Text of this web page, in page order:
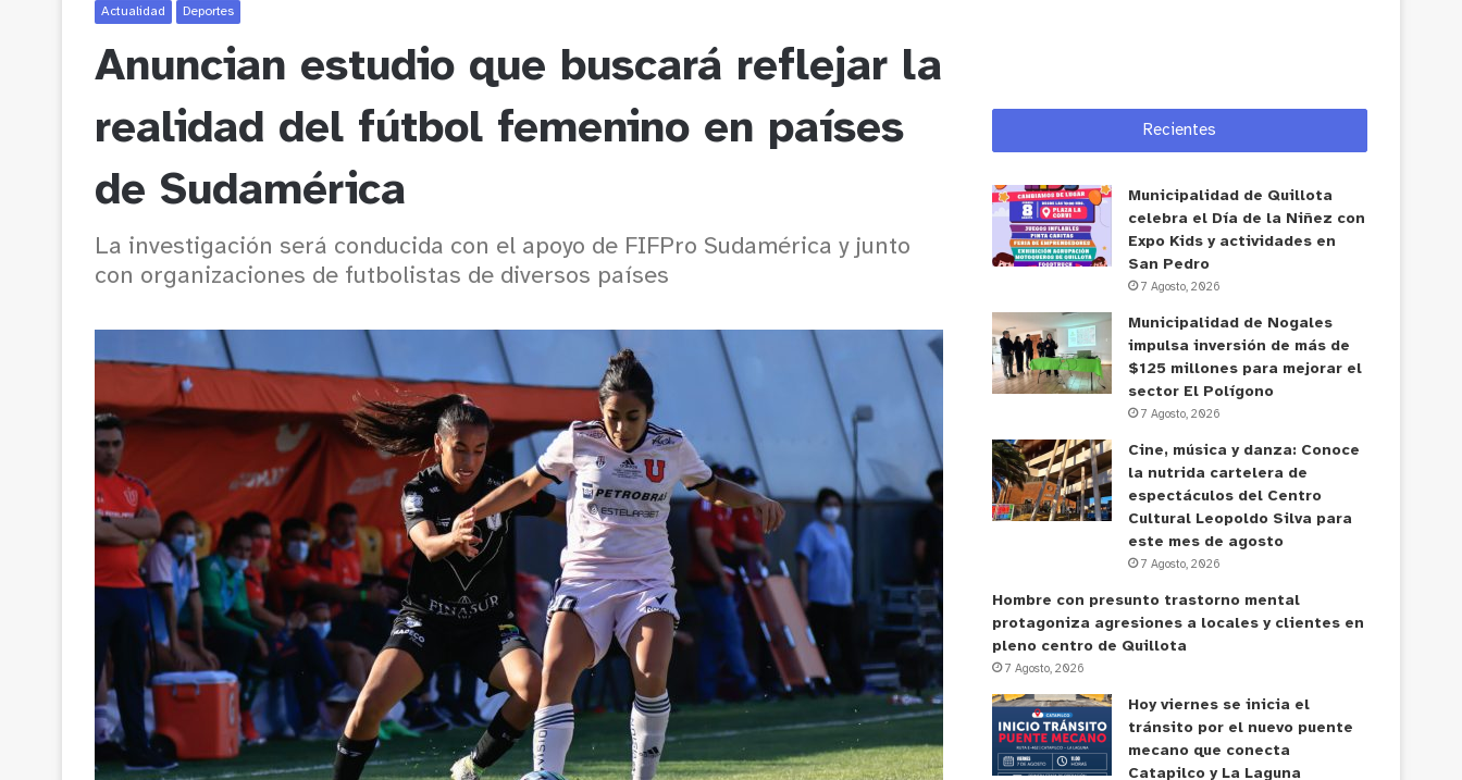
Actualidad Deportes
Anuncian estudio que buscará reflejar la
realidad del fútbol femenino en países
de Sudamérica
La investigación será conducida con el apoyo de FIFPro Sudamérica y junto
con organizaciones de futbolistas de diversos países
Recientes
Municipalidad de Quillota
celebra el Día de la Niñez con
Expo Kids y actividades en
San Pedro
7 Agosto, 2026
Municipalidad de Nogales
impulsa inversión de más de
$125 millones para mejorar el
sector El Polígono
7 Agosto, 2026
Cine, música y danza: Conoce
la nutrida cartelera de
espectáculos del Centro
Cultural Leopoldo Silva para
este mes de agosto
7 Agosto, 2026
Hombre con presunto trastorno mental
protagoniza agresiones a locales y clientes en
pleno centro de Quillota
7 Agosto, 2026
Hoy viernes se inicia el
tránsito por el nuevo puente
mecano que conecta
Catapilco y La Laguna